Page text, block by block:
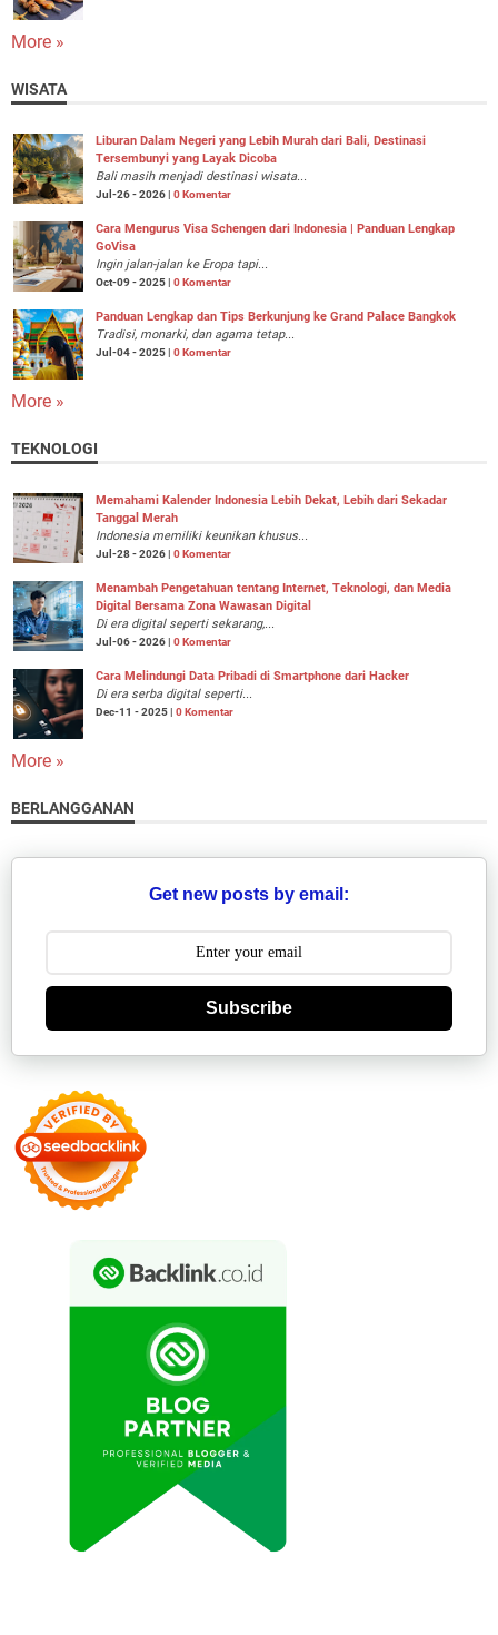
More »
WISATA
Liburan Dalam Negeri yang Lebih Murah dari Bali, Destinasi
Tersembunyi yang Layak Dicoba
Bali masih menjadi destinasi wisata...
Jul-26 - 2026 | 0 Komentar
Cara Mengurus Visa Schengen dari Indonesia | Panduan Lengkap
GoVisa
Ingin jalan-jalan ke Eropa tapi...
Oct-09 - 2025 | 0 Komentar
Panduan Lengkap dan Tips Berkunjung ke Grand Palace Bangkok
Tradisi, monarki, dan agama tetap...
Jul-04 - 2025 | 0 Komentar
More »
TEKNOLOGI
Memahami Kalender Indonesia Lebih Dekat, Lebih dari Sekadar
Tanggal Merah
Indonesia memiliki keunikan khusus...
Jul-28 - 2026 | 0 Komentar
Menambah Pengetahuan tentang Internet, Teknologi, dan Media
Digital Bersama Zona Wawasan Digital
Di era digital seperti sekarang,...
Jul-06 - 2026 | 0 Komentar
Cara Melindungi Data Pribadi di Smartphone dari Hacker
Di era serba digital seperti...
Dec-11 - 2025 | 0 Komentar
More »
BERLANGGANAN
Get new posts by email:
Subscribe